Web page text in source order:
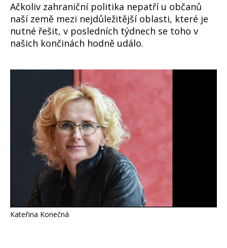
Ačkoliv zahraniční politika nepatří u občanů
naší země mezi nejdůležitější oblasti, které je
nutné řešit, v posledních týdnech se toho v
našich končinách hodně událo.
Kateřina Konečná